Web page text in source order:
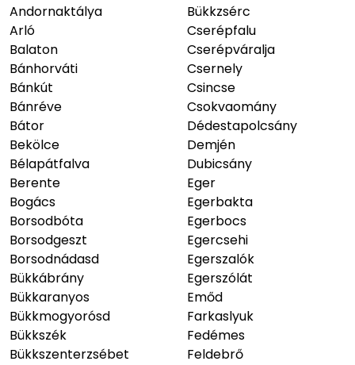
Andornaktálya
Arló
Balaton
Bánhorváti
Bánkút
Bánréve
Bátor
Bekölce
Bélapátfalva
Berente
Bogács
Borsodbóta
Borsodgeszt
Borsodnádasd
Bükkábrány
Bükkaranyos
Bükkmogyorósd
Bükkszék
Bükkszenterzsébet
Bükkzsérc
Cserépfalu
Cserépváralja
Csernely
Csincse
Csokvaomány
Dédestapolcsány
Demjén
Dubicsány
Eger
Egerbakta
Egerbocs
Egercsehi
Egerszalók
Egerszólát
Emőd
Farkaslyuk
Fedémes
Feldebrő